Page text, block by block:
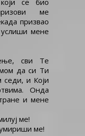
се био
ме
призвао
мене
сви Те
да си Ти
седи, и Који
Онда
и мене
ме!
ме!